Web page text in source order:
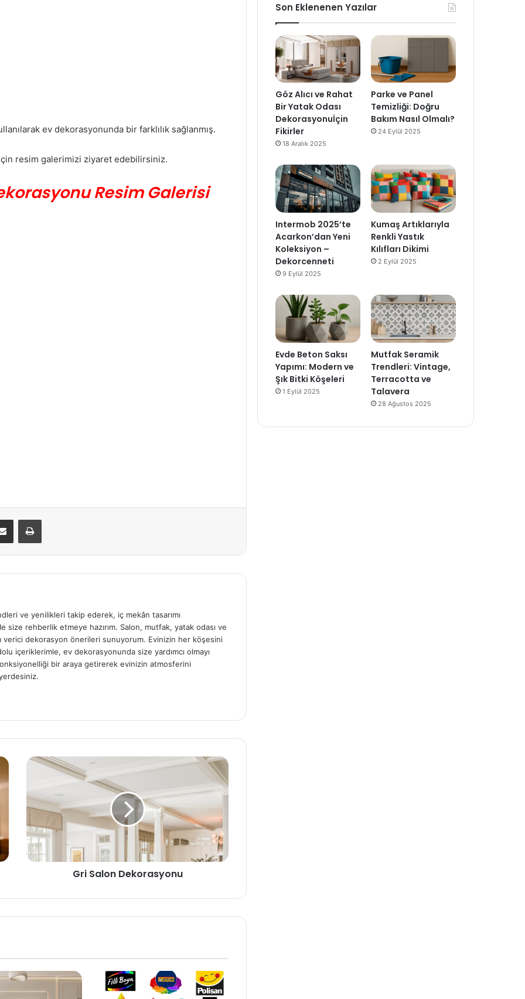
ev dekorasyonunda bir farklılık sağlanmış.
resim galerimizi ziyaret edebilirsiniz.
Resim Galerisi
ve yenilikleri takip ederek, iç mekân tasarımı
size rehberlik etmeye hazırım. Salon, mutfak, yatak odası ve
verici dekorasyon önerileri sunuyorum. Evinizin her köşesini
içeriklerimle, ev dekorasyonunda size yardımcı olmayı
bir araya getirerek evinizin atmosferini
Gri Salon Dekorasyonu
Son Eklenenen Yazılar
Göz Alıcı ve Rahat
Bir Yatak Odası
Dekorasyonuİçin
Fikirler
18 Aralık 2025
Parke ve Panel
Temizliği: Doğru
Bakım Nasıl Olmalı?
24 Eylül 2025
Intermob 2025’te
Acarkon’dan Yeni
Koleksiyon –
Dekorcenneti
9 Eylül 2025
Kumaş Artıklarıyla
Renkli Yastık
Kılıfları Dikimi
2 Eylül 2025
Evde Beton Saksı
Yapımı: Modern ve
Şık Bitki Köşeleri
1 Eylül 2025
Mutfak Seramik
Trendleri: Vintage,
Terracotta ve
Talavera
28 Ağustos 2025